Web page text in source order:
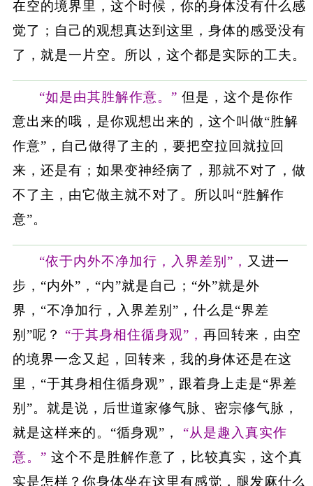
在空的境界里，这个时候，你的身体没有什么感
觉了；自己的观想真达到这里，身体的感受没有
了，就是一片空。所以，这个都是实际的工夫。
“如是由其胜解作意。” 但是，这个是你作
意出来的哦，是你观想出来的，这个叫做“胜解
作意”，自己做得了主的，要把空拉回就拉回
来，还是有；如果变神经病了，那就不对了，做
不了主，由它做主就不对了。所以叫“胜解作
意”。
“依于内外不净加行，入界差别”， 又进一
步，“内外”，“内”就是自己；“外”就是外
界，“不净加行，入界差别”，什么是“界差
别”呢？
“于其身相住循身观”， 再回转来，由空
的境界一念又起，回转来，我的身体还是在这
里，“于其身相住循身观”，跟着身上走是“界差
别”。就是说，后世道家修气脉、密宗修气脉，
就是这样来的。“循身观”，
“从是趣入真实作
意。” 这个不是胜解作意了，比较真实，这个真
实是怎样？你身体坐在这里有感觉，腿发麻什么